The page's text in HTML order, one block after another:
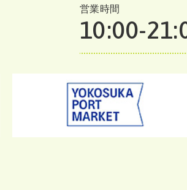
営業時間
10:00-